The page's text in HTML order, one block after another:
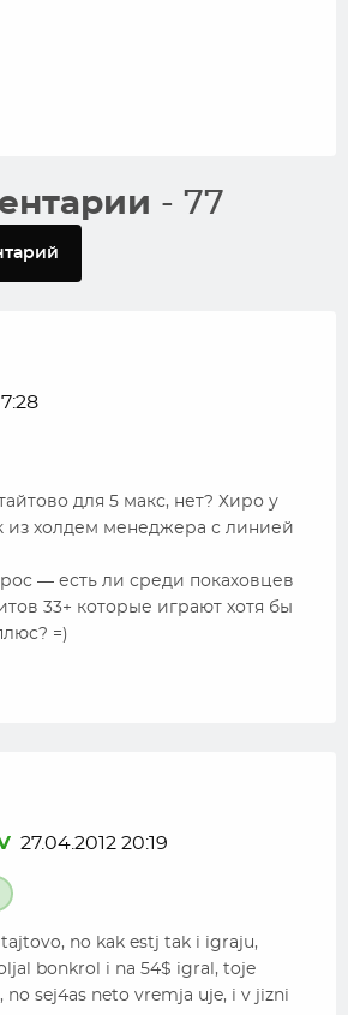
- 77
для 5 макс, нет? Хиро у
из холдем менеджера с линией
— есть ли среди покаховцев
33+ которые играют хотя бы
=)
27.04.2012 20:19
no kak estj tak i igraju,
bonkrol i na 54$ igral, toje
no sej4as neto vremja uje, i v jizni